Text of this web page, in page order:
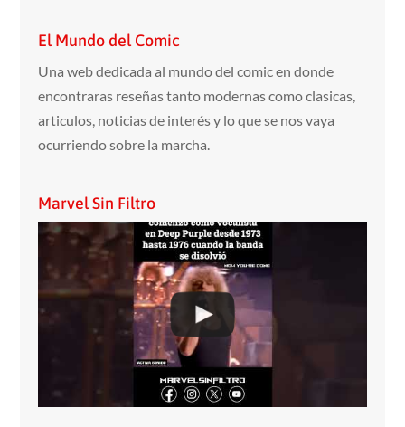
El Mundo del Comic
Una web dedicada al mundo del comic en donde
encontraras reseñas tanto modernas como clasicas,
articulos, noticias de interés y lo que se nos vaya
ocurriendo sobre la marcha.
Marvel Sin Filtro